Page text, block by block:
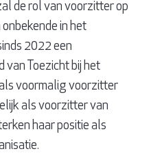
de rol van voorzitter op
in het
2022 een
van Toezicht bij het
voormalig voorzitter
als voorzitter van
haar positie als